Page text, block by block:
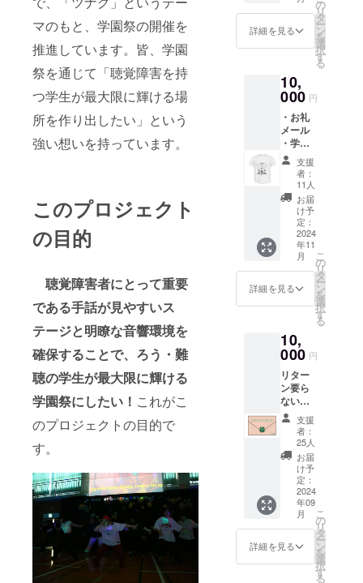
マのもと、学園祭の開催を
推進しています。皆、学園
祭を通じて「聴覚障害を持
つ学生が最大限に輝ける場
所を作り出したい」という
強い想いを持っています。
このプロジェクト
の目的
聴覚障害者にとって重要
である手話が見やすいス
テージと明瞭な音響環境を
確保することで、ろう・難
聴の学生が最大限に輝ける
学園祭にしたい！ これがこ
のプロジェクトの目的で
す。
26cm×
高さ
33cm
詳細を見る
の
リ
タ
ー
ン
を
選
択
す
る
10,
000 円
・お礼
メール
・学園
祭本部
の秘密
データ
・オリ
ジナルT
シャツ
（Sサイ
ズ、M
サイ
ズ、Lサ
イズか
らお選
びいた
す）
・【S
サイ
ズ】身
丈：
65cm
身幅：
49cm
肩幅：
42cm
袖丈：
19cm
・
【Mサ
イズ】
身丈：
69cm
支援
者：
11人
お届
け予
定：
2024
年11
月
詳細を見る
こ
の
リ
タ
ー
ン
を
選
択
す
る
10,
000 円
リター
ン要ら
ないけ
ど支援
したい
という
太っ腹
な人向
け お礼
メール
は送信
させて
いただ
きます
支援
者：
25人
お届
け予
定：
2024
年09
月
詳細を見る
こ
の
リ
タ
ー
ン
を
選
択
す
る